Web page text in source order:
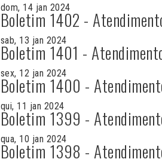
dom, 14 jan 2024
Boletim 1402 -
sab, 13 jan 2024
Boletim 1401 -
sex, 12 jan 2024
Boletim 1400 -
qui, 11 jan 2024
Boletim 1399 -
qua, 10 jan 2024
Boletim 1398 -